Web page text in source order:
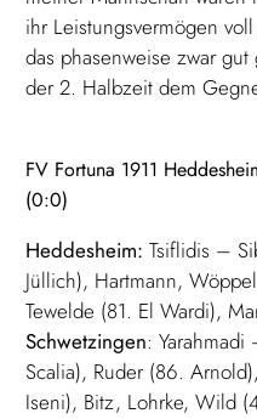
ihr Leistungsvermögen
das phasenweise zwar
der 2. Halbzeit dem
FV Fortuna 1911
(0:0)
Heddesheim: Tsiflidis –
Jüllich), Hartmann,
Tewelde (81. El Wardi),
Schwetzingen:
Scalia), Ruder (86.
Iseni), Bitz, Lohrke, Wild